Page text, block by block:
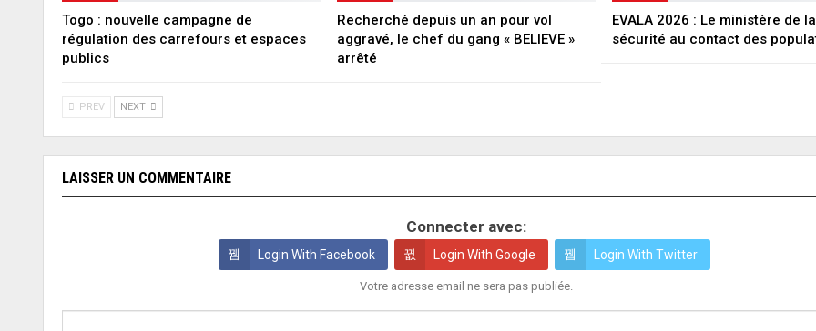
Togo : nouvelle campagne de
régulation des carrefours et espaces
publics
Recherché depuis un an pour vol
aggravé, le chef du gang « BELIEVE »
arrêté
EVALA 2026 : Le ministère de la
sécurité au contact des
PREV NEXT
LAISSER UN COMMENTAIRE
Connecter avec:
Login With Facebook Login With Google Login With Twitter
Votre adresse email ne sera pas publiée.